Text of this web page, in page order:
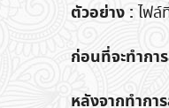
ตัวอย่าง : ไฟล์
ก่อนที่จะทำกา
หลังจากทำกา